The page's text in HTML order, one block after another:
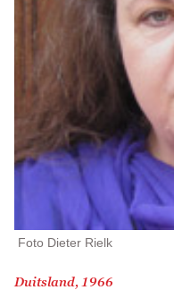
Foto Dieter Rielk
Duitsland, 1966